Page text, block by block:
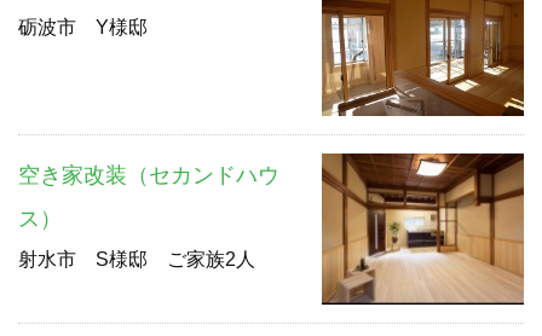
砺波市 Y様邸
空き家改装（セカンドハウ
ス）
射水市 S様邸 ご家族2人